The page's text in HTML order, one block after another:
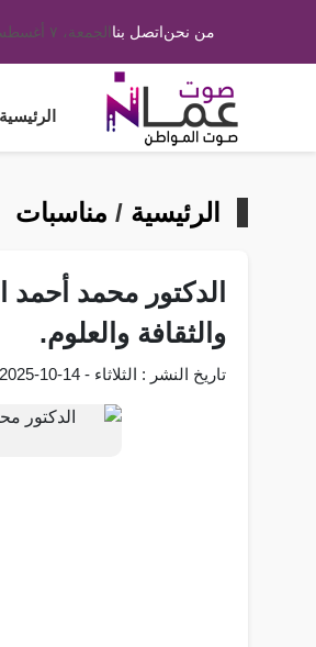
من نحناتصل بناالجمعة، ٧ أغسطس ٢٠٢٦
الرئيسية / مناسبات
الدكتور محمد أحمد
والثقافة والعلوم.
تاريخ النشر : الثلاثاء - 14-10-2025 - 2:21 PM